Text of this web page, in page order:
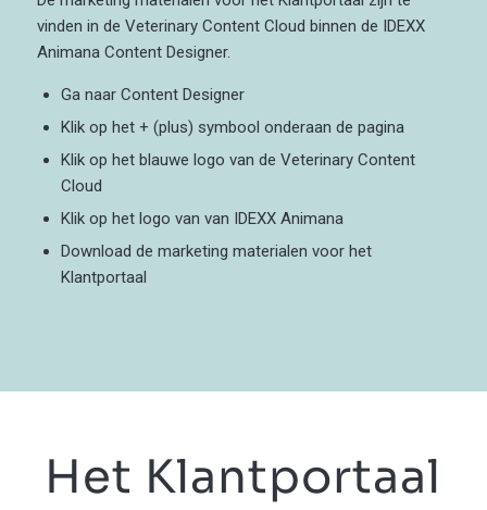
vinden in de Veterinary Content Cloud binnen de IDEXX
Animana Content Designer.
Ga naar Content Designer
Klik op het + (plus) symbool onderaan de pagina
Klik op het blauwe logo van de Veterinary Content
Cloud
Klik op het logo van van IDEXX Animana
Download de marketing materialen voor het
Klantportaal
Het Klantportaal